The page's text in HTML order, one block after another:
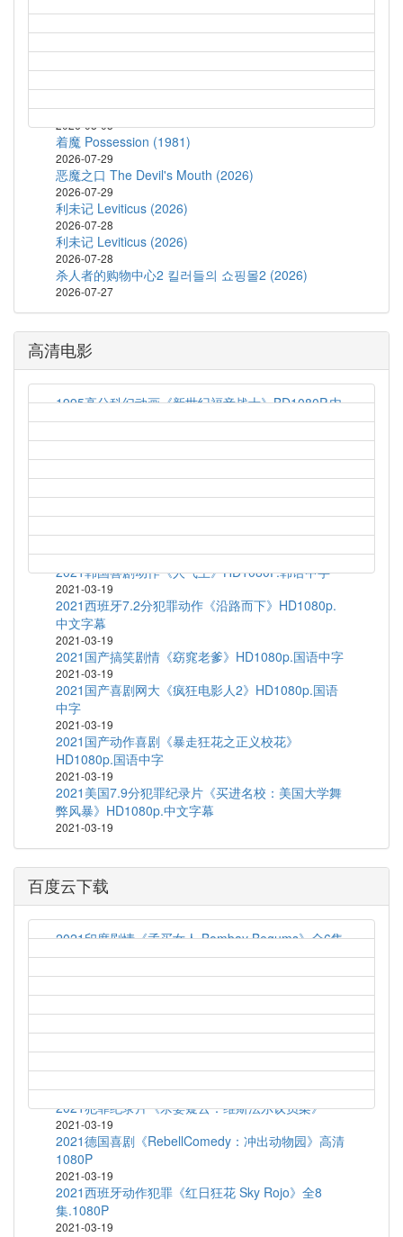
鬼玩人6：炼狱 Evil Dead Burn (2026)
2026-08-04
蝙蝠侠：披风战士 第二季 Batman: Caped Crusader
Season 2 (2026)
2026-08-03
着魔 Possession (1981)
2026-07-29
恶魔之口 The Devil's Mouth (2026)
2026-07-29
利未记 Leviticus (2026)
2026-07-28
利未记 Leviticus (2026)
2026-07-28
杀人者的购物中心2 킬러들의 쇼핑몰2 (2026)
2026-07-27
高清电影
1995高分科幻动画《新世纪福音战士》BD1080P.内
封简繁字幕
2021-03-19
2021-03-19
2020韩国短片集《执念》HD1080P.韩语中字
2021-03-19
2021韩国喜剧动作《人气王》HD1080P.韩语中字
2021-03-19
2021西班牙7.2分犯罪动作《沿路而下》HD1080p.
中文字幕
2021-03-19
2021国产搞笑剧情《窈窕老爹》HD1080p.国语中字
2021-03-19
2021国产喜剧网大《疯狂电影人2》HD1080p.国语
中字
2021-03-19
2021国产动作喜剧《暴走狂花之正义校花》
HD1080p.国语中字
2021-03-19
2021美国7.9分犯罪纪录片《买进名校：美国大学舞
弊风暴》HD1080p.中文字幕
2021-03-19
百度云下载
2021印度剧情《孟买女人 Bombay Begums》全6集
2021-03-19
艾伦对决法罗 Allen v. Farrow (2021) S01E04
2020法国喜剧《乘风破浪的黑哥哥》HD1080P.官方
中字
2021-03-19
2021犯罪纪录片《杀妻疑云：维斯法尔议员案》
2021-03-19
2021德国喜剧《RebellComedy：冲出动物园》高清
1080P
2021-03-19
2021西班牙动作犯罪《红日狂花 Sky Rojo》全8
集.1080P
2021-03-19